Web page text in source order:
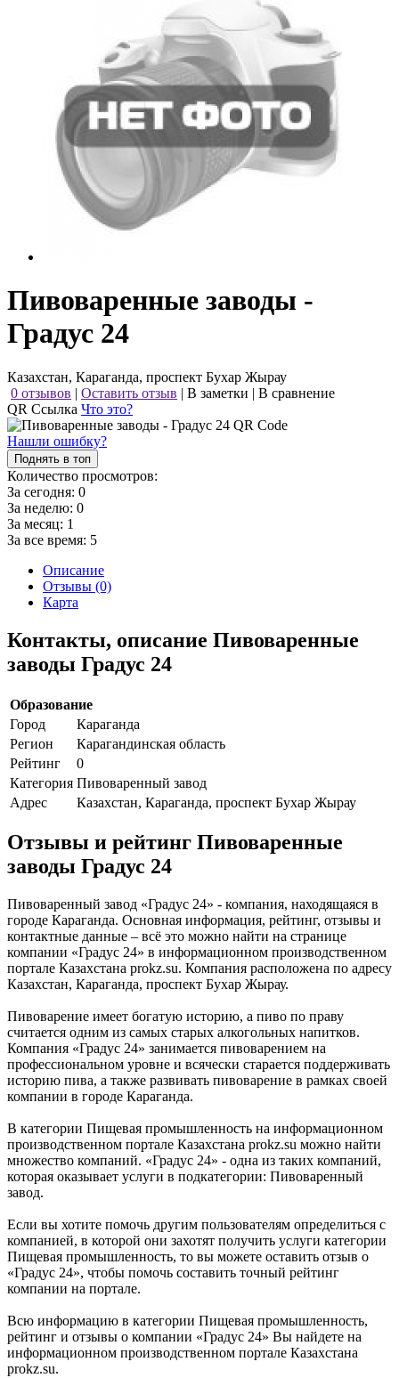
Пивоваренные заводы -
Градус 24
Казахстан, Караганда, проспект Бухар Жырау
0 отзывов | Оставить отзыв | В заметки | В сравнение
QR Ссылка Что это?
Нашли ошибку?
Поднять в топ
Количество просмотров:
За сегодня: 0
За неделю: 0
За месяц: 1
За все время: 5
Описание
Отзывы (0)
Карта
Контакты, описание Пивоваренные
заводы Градус 24
Образование
Город
Караганда
Регион
Карагандинская область
Рейтинг
0
Категория Пивоваренный завод
Адрес
Казахстан, Караганда, проспект Бухар Жырау
Отзывы и рейтинг Пивоваренные
заводы Градус 24
Пивоваренный завод «Градус 24» - компания, находящаяся в
городе Караганда. Основная информация, рейтинг, отзывы и
контактные данные – всё это можно найти на странице
компании «Градус 24» в информационном производственном
портале Казахстана prokz.su. Компания расположена по адресу
Казахстан, Караганда, проспект Бухар Жырау.
Пивоварение имеет богатую историю, а пиво по праву
считается одним из самых старых алкогольных напитков.
Компания «Градус 24» занимается пивоварением на
профессиональном уровне и всячески старается поддерживать
историю пива, а также развивать пивоварение в рамках своей
компании в городе Караганда.
В категории Пищевая промышленность на информационном
производственном портале Казахстана prokz.su можно найти
множество компаний. «Градус 24» - одна из таких компаний,
которая оказывает услуги в подкатегории: Пивоваренный
завод.
Если вы хотите помочь другим пользователям определиться с
компанией, в которой они захотят получить услуги категории
Пищевая промышленность, то вы можете оставить отзыв о
«Градус 24», чтобы помочь составить точный рейтинг
компании на портале.
Всю информацию в категории Пищевая промышленность,
рейтинг и отзывы о компании «Градус 24» Вы найдете на
информационном производственном портале Казахстана
prokz.su.